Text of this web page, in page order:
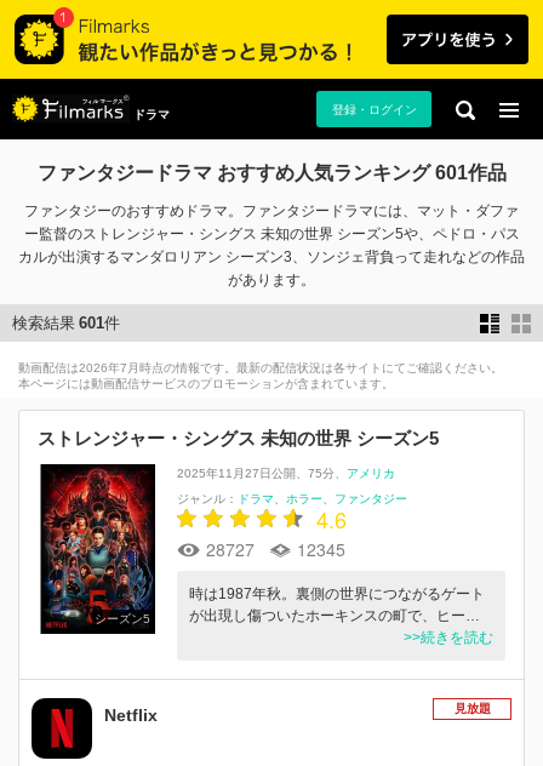
ドラマ 登録・ログイン
ファンタジードラマ おすすめ人気ランキング 601作品
ファンタジーのおすすめドラマ。ファンタジードラマには、マット・ダファ
ー監督のストレンジャー・シングス 未知の世界 シーズン5や、ペドロ・パス
カルが出演するマンダロリアン シーズン3、ソンジェ背負って走れなどの作品
があります。
検索結果 601件
動画配信は2026年7月時点の情報です。最新の配信状況は各サイトにてご確認ください。
本ページには動画配信サービスのプロモーションが含まれています。
ストレンジャー・シングス 未知の世界 シーズン5
シーズン5
2025年11月27日公開 75分
アメリカ
ジャンル：
ドラマ ホラー ファンタジー
4.6
28727 12345
時は1987年秋。裏側の世界につながるゲート
が出現し傷ついたホーキンスの町で、ヒー…
>>続きを読む
Netflix 見放題